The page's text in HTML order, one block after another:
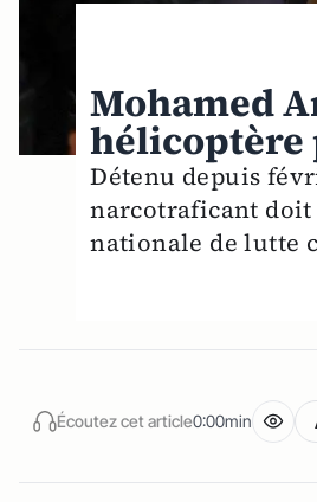
Mohamed
hélicoptère
Détenu depuis
narcotraficant
nationale de lutte
Écoutez cet article0:00min